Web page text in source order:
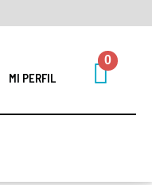
MI PERFIL